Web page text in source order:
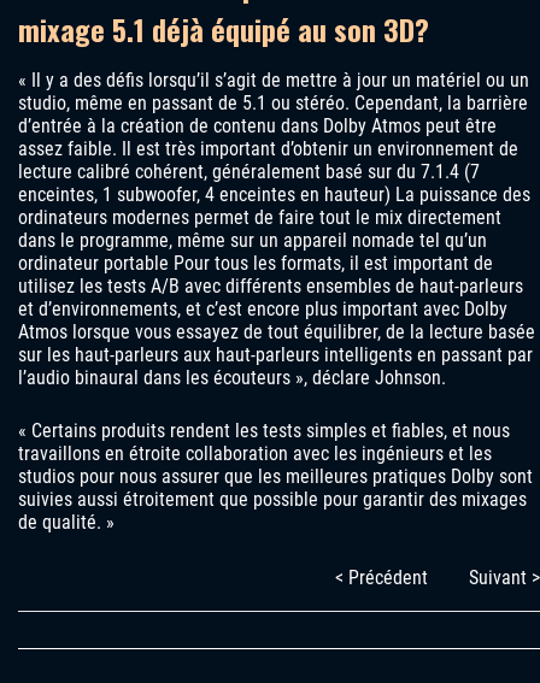
mixage 5.1 déjà équipé au son 3D?
« Il y a des défis lorsqu’il s’agit de mettre à jour un matériel ou un
studio, même en passant de 5.1 ou stéréo. Cependant, la barrière
d’entrée à la création de contenu dans Dolby Atmos peut être
assez faible. Il est très important d’obtenir un environnement de
lecture calibré cohérent, généralement basé sur du 7.1.4 (7
enceintes, 1 subwoofer, 4 enceintes en hauteur) La puissance des
ordinateurs modernes permet de faire tout le mix directement
dans le programme, même sur un appareil nomade tel qu’un
ordinateur portable Pour tous les formats, il est important de
utilisez les tests A/B avec différents ensembles de haut-parleurs
et d’environnements, et c’est encore plus important avec Dolby
Atmos lorsque vous essayez de tout équilibrer, de la lecture basée
sur les haut-parleurs aux haut-parleurs intelligents en passant par
l’audio binaural dans les écouteurs », déclare Johnson.
« Certains produits rendent les tests simples et fiables, et nous
travaillons en étroite collaboration avec les ingénieurs et les
studios pour nous assurer que les meilleures pratiques Dolby sont
suivies aussi étroitement que possible pour garantir des mixages
de qualité. »
< Précédent Suivant >